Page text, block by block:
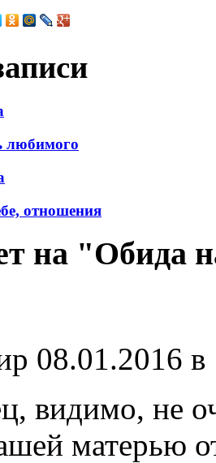
любимого
отношения
на "Обида
08.01.2016
видимо, не
матерью